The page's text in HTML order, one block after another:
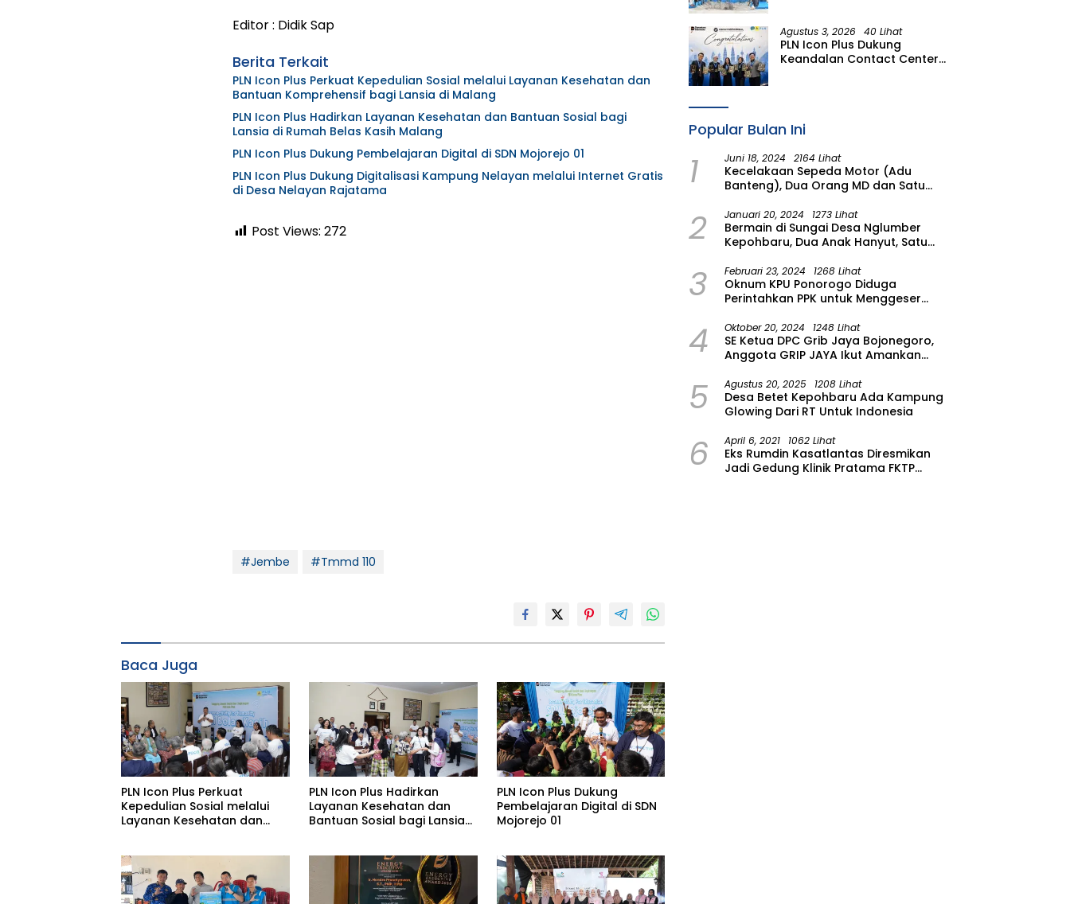
Editor : Didik Sap
Berita Terkait
PLN Icon Plus Perkuat Kepedulian Sosial melalui Layanan Kesehatan dan
Bantuan Komprehensif bagi Lansia di Malang
PLN Icon Plus Hadirkan Layanan Kesehatan dan Bantuan Sosial bagi
Lansia di Rumah Belas Kasih Malang
PLN Icon Plus Dukung Pembelajaran Digital di SDN Mojorejo 01
PLN Icon Plus Dukung Digitalisasi Kampung Nelayan melalui Internet Gratis
di Desa Nelayan Rajatama
Post Views: 272
#Jembe #Tmmd 110
Baca Juga
PLN Icon Plus Perkuat
Kepedulian Sosial melalui
Layanan Kesehatan dan
PLN Icon Plus Hadirkan
Layanan Kesehatan dan
Bantuan Sosial bagi Lansia
PLN Icon Plus Dukung
Pembelajaran Digital di SDN
Mojorejo 01
Berkelanjutan di Jawa Barat
Agustus 3, 2026 40 Lihat
PLN Icon Plus Dukung
Keandalan Contact Center
Popular Bulan Ini
1 Juni 18, 2024 2164 Lihat
Kecelakaan Sepeda Motor (Adu
Banteng), Dua Orang MD dan Satu
2 Januari 20, 2024 1273 Lihat
Bermain di Sungai Desa Nglumber
Kepohbaru, Dua Anak Hanyut, Satu
Masih Dalam Pencarian
3 Februari 23, 2024 1268 Lihat
Oknum KPU Ponorogo Diduga
Perintahkan PPK untuk Menggeser
Provinsi Asal Partai Gerindra
4 Oktober 20, 2024 1248 Lihat
SE Ketua DPC Grib Jaya Bojonegoro,
Anggota GRIP JAYA Ikut Amankan
Wilayah Bojonegoro
5 Agustus 20, 2025 1208 Lihat
Desa Betet Kepohbaru Ada Kampung
Glowing Dari RT Untuk Indonesia
6 April 6, 2021 1062 Lihat
Eks Rumdin Kasatlantas Diresmikan
Jadi Gedung Klinik Pratama FKTP